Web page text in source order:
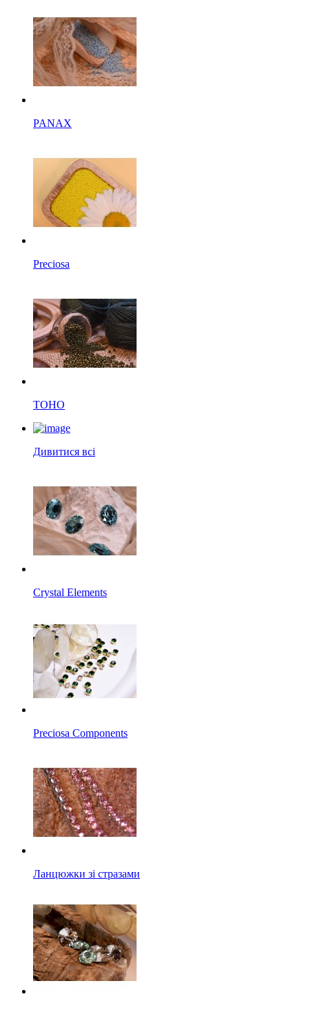
PANAX
Preciosa
TOHO
Дивитися всі
Crystal Elements
Preciosa Components
Ланцюжки зі стразами